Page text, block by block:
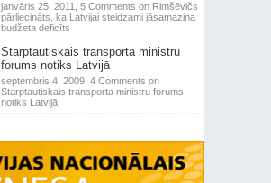
janvāris 25, 2011, 5 Comments on Rimšēvičs
pārliecināts, ka Latvijai steidzami jāsamazina
budžeta deficīts
Starptautiskais transporta ministru
forums notiks Latvijā
septembris 4, 2009, 4 Comments on
Starptautiskais transporta ministru forums
notiks Latvijā